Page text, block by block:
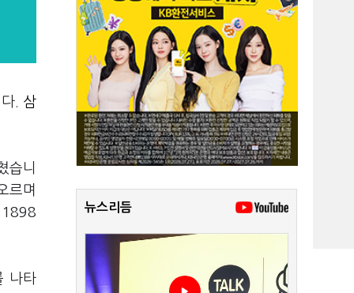
. 삼
습니
르며
1898
나타
뉴스리듬